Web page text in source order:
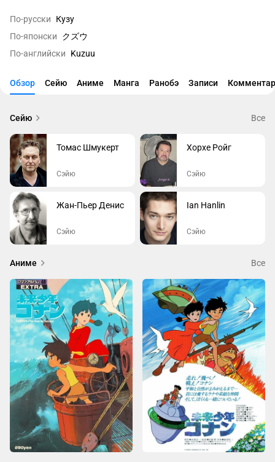
По-русски
Кузу
По-японски
クズウ
По-английски
Kuzuu
Обзор Сейю Аниме Манга Ранобэ Записи
Сейю Все
Томас Шмукерт
Сэйю
Хорхе Ройг
Сэйю
Жан-Пьер Денис
Сэйю
Ian Hanlin
Сэйю
Аниме Все